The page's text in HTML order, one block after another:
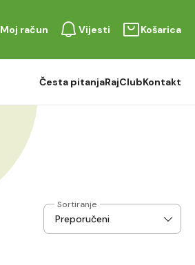
Moj račun Vijesti Košarica
Česta pitanjaRajClubKontakt
Sortiranje